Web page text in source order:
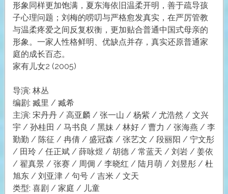
形象同样更加饱满，夏东海依旧温柔开明，善于疏导孩
子心理问题；刘梅的唠叨与严格愈发真实，在严厉管教
与温柔疼爱之间反复权衡，更加贴合普通中国式母亲的
形象。一家人性格鲜明、优缺点并存，真实还原普通家
庭的成长百态。
家有儿女2 (2005)
导演: 林丛
编剧: 臧里 / 臧希
主演: 宋丹丹 / 高亚麟 / 张一山 / 杨紫 / 尤浩然 / 文兴
宇 / 孙桂田 / 马书良 / 黑妹 / 林好 / 曹力 / 张海燕 / 李
勤勤 / 陈征 / 冉倩 / 盛冠森 / 张艺文 / 段丽阳 / 宁文彤
/ 田玲 / 任正斌 / 薛咏煜 / 胡德 / 常蓝天 / 刘岩 / 姜依
/ 翟真景 / 张赛 / 周倜 / 李晓红 / 陆月萌 / 刘昱彤 / 杜
旭东 / 刘亚津 / 句号 / 吉米 / 文天
类型: 喜剧 / 家庭 / 儿童